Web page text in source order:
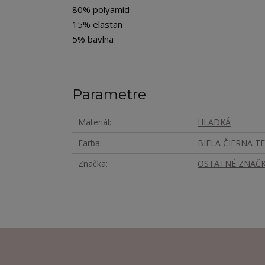
80% polyamid
15% elastan
5% bavlna
Parametre
Materiál
HLADKÁ
Farba
BIELA ČIERNA
Značka
OSTATNÉ